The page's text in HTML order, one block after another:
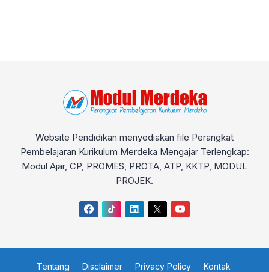
Website Pendidikan menyediakan file Perangkat
Pembelajaran Kurikulum Merdeka Mengajar Terlengkap:
Modul Ajar, CP, PROMES, PROTA, ATP, KKTP, MODUL
PROJEK.
Tentang Disclaimer Privacy Policy Kontak